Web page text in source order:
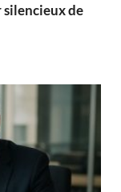
silencieux de